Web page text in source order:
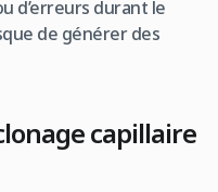
d’erreurs durant le
de générer des
capillaire